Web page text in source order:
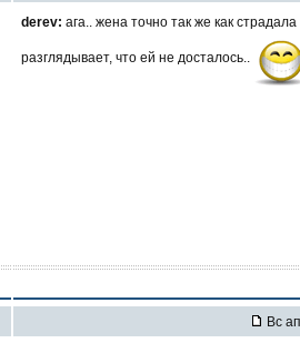
derev: ага.. жена точно так же как
разглядывает, что ей не досталось..
Вс